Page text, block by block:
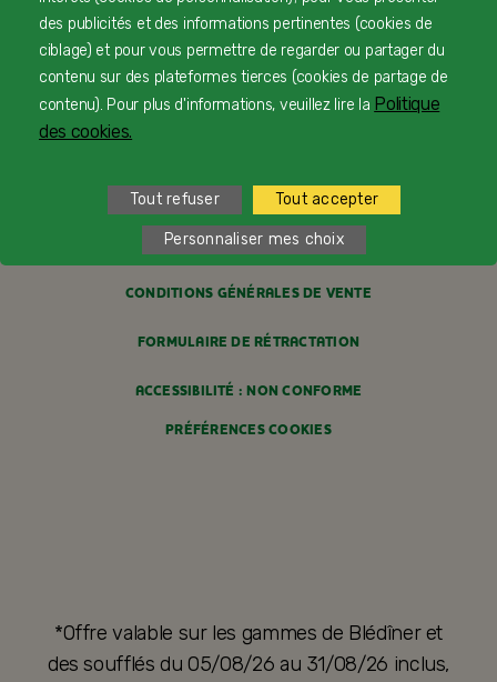
PROFESSIONNELS DE SANTÉ
FAQ
POLITIQUE COOKIES
POLITIQUE DE CONFIDENTIALITÉ
CONDITIONS GÉNÉRALES DE VENTE
FORMULAIRE DE RÉTRACTATION
ACCESSIBILITÉ : NON CONFORME
PRÉFÉRENCES COOKIES
*Offre valable sur les gammes de Blédîner et
des soufflés du 05/08/26 au 31/08/26 inclus,
des publicités et des informations pertinentes (cookies de
ciblage) et pour vous permettre de regarder ou partager du
contenu sur des plateformes tierces (cookies de partage de
contenu). Pour plus d'informations, veuillez lire la Politique
des cookies.
Tout refuser Tout accepter
Personnaliser mes choix